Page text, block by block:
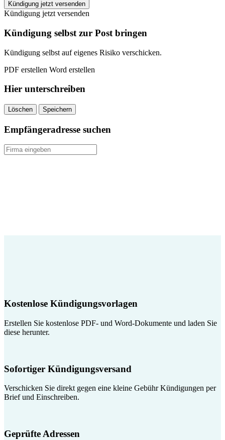
ERGO
Sterbegeldversicherung
kündigen
quantity
Kündigung jetzt versenden
Kündigung jetzt versenden
Kündigung selbst zur Post bringen
Kündigung selbst auf eigenes Risiko verschicken.
PDF erstellen Word erstellen
Hier unterschreiben
Löschen Speichern
Empfängeradresse suchen
Kostenlose Kündigungsvorlagen
Erstellen Sie kostenlose PDF- und Word-Dokumente und laden Sie
diese herunter.
Sofortiger Kündigungsversand
Verschicken Sie direkt gegen eine kleine Gebühr Kündigungen per
Brief und Einschreiben.
Geprüfte Adressen